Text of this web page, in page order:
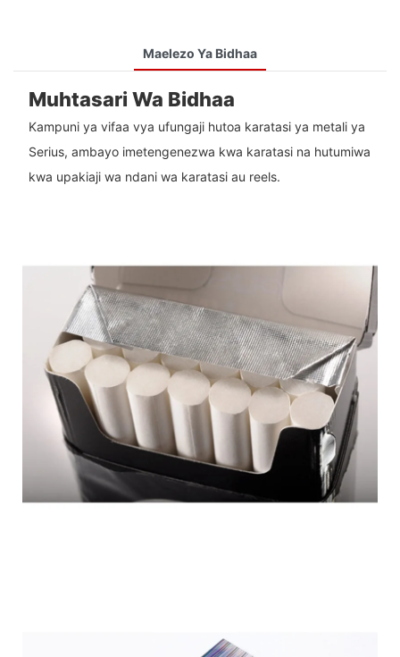
Maelezo Ya Bidhaa
Muhtasari Wa Bidhaa
Kampuni ya vifaa vya ufungaji hutoa karatasi ya metali ya
Serius, ambayo imetengenezwa kwa karatasi na hutumiwa
kwa upakiaji wa ndani wa karatasi au reels.